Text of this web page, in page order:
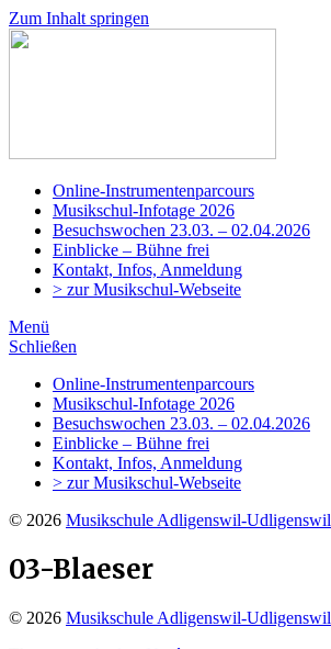
Zum Inhalt springen
Online-Instrumentenparcours
Musikschul-Infotage 2026
Besuchswochen 23.03. – 02.04.2026
Einblicke – Bühne frei
Kontakt, Infos, Anmeldung
> zur Musikschul-Webseite
Menü
Schließen
Online-Instrumentenparcours
Musikschul-Infotage 2026
Besuchswochen 23.03. – 02.04.2026
Einblicke – Bühne frei
Kontakt, Infos, Anmeldung
> zur Musikschul-Webseite
© 2026 Musikschule Adligenswil-Udligenswil
03-Blaeser
© 2026 Musikschule Adligenswil-Udligenswil